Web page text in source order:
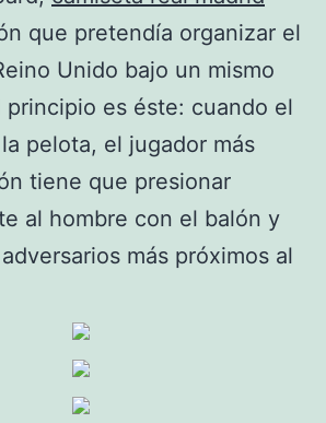
que pretendía organizar el
Unido bajo un mismo
principio es éste: cuando el
pelota, el jugador más
tiene que presionar
al hombre con el balón y
más próximos al